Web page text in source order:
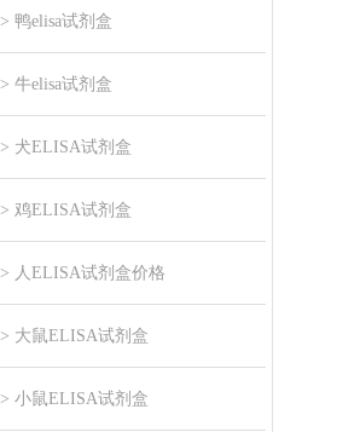
> 鸭elisa试剂盒
> 牛elisa试剂盒
> 犬ELISA试剂盒
> 鸡ELISA试剂盒
> 人ELISA试剂盒价格
> 大鼠ELISA试剂盒
> 小鼠ELISA试剂盒